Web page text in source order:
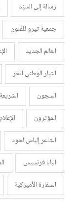
رسالة إلى السيّد
جمعية تيرو للفنون
العالم الجديد
التيار الوطني الحر
السجون
المؤثرون
الشاعر إلياس لحود
البابا فرنسيس
السفارة الأميركية